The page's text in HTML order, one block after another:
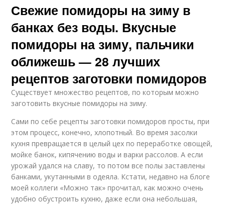
Свежие помидоры на зиму в
банках без воды. Вкусные
помидоры на зиму, пальчики
оближешь — 28 лучших
рецептов заготовки помидоров
Существует множество рецептов, по которым можно
заготовить вкусные помидоры на зиму.
Сами по себе рецепты заготовки помидоров просты, при
этом процесс, конечно, хлопотный. Во время засолки
кухня превращается в целый цех по переработке овощей,
мойке банок, кипячению воды и варки рассолов. А если
урожай удался на славу, то потом все полы заставлены
банками, укутанными в одеяла. Кстати, недавно на блоге
моей коллеги «Можно так» прочитал, как можно очень
удобно обустроить кухню, даже если она небольшая,